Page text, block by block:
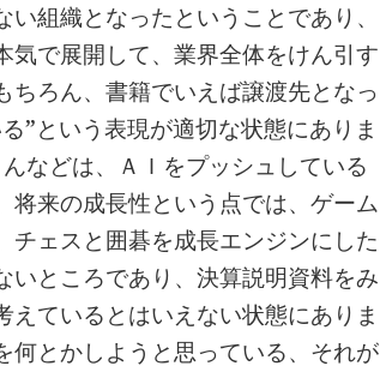
組織となったということであり、
気で展開して、業界全体をけん引す
ちろん、書籍でいえば譲渡先となっ
”という表現が適切な状態にありま
などは、ＡＩをプッシュしている
将来の成長性という点では、ゲーム
ェスと囲碁を成長エンジンにした
いところであり、決算説明資料をみ
ているとはいえない状態にありま
何とかしようと思っている、それが